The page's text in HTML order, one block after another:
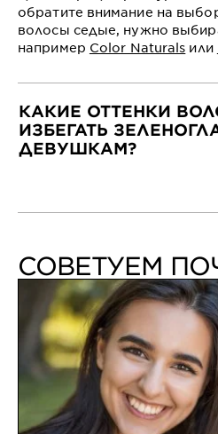
обратите внимание на
волосы седые, нужно
например Color Naturals или
КАКИЕ ОТТЕНКИ
ИЗБЕГАТЬ
ДЕВУШКАМ?
СОВЕТУЕМ